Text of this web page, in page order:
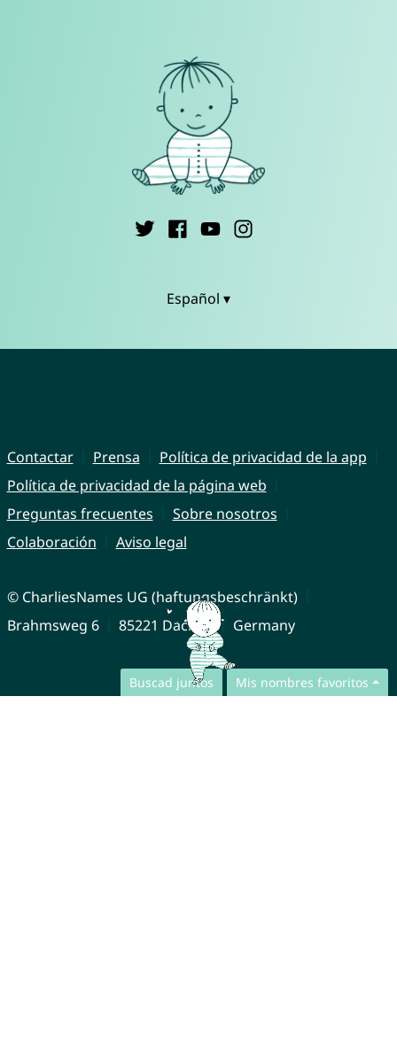
Buscad juntos Mis nombres favoritos
Español ▾
Contactar Prensa
Política de privacidad de la app
Política de privacidad de la página web
Preguntas frecuentes
Sobre nosotros
Colaboración
Aviso legal
© CharliesNames UG (haftungsbeschränkt)
Brahmsweg 6
85221 Dachau Germany